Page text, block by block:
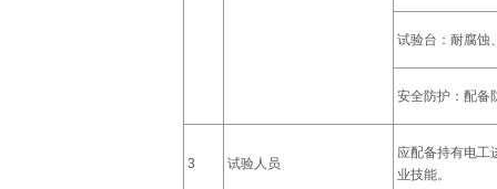
试验台：耐腐蚀
安全防护：配备
3 试验人员
应配备持有电工
业技能。